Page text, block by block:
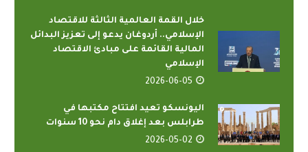
خلال القمة العالمية الثالثة للاقتصاد
الإسلامي.. أردوغان يدعو إلى تعزيز البدائل
المالية القائمة على مبادئ الاقتصاد
الإسلامي
2026-06-05
اليونسكو تعيد افتتاح مكتبها في
طرابلس بعد إغلاق دام نحو 10 سنوات
2026-05-02